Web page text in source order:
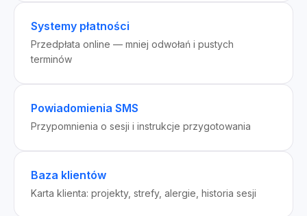
Systemy płatności
Przedpłata online — mniej odwołań i pustych
terminów
Powiadomienia SMS
Przypomnienia o sesji i instrukcje przygotowania
Baza klientów
Karta klienta: projekty, strefy, alergie, historia sesji